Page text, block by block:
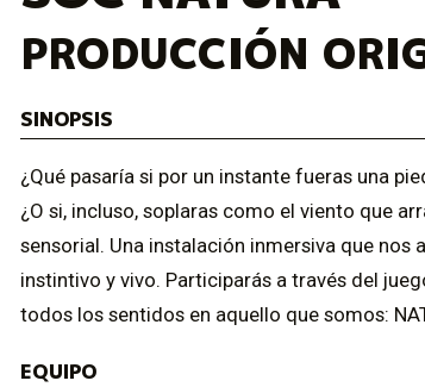
PRODUCCIÓN
SINOPSIS
¿Qué pasaría si por un instante fueras una
¿O si, incluso, soplaras como el viento que
sensorial. Una instalación inmersiva que
instintivo y vivo. Participarás a través del
todos los sentidos en aquello que somos:
EQUIPO